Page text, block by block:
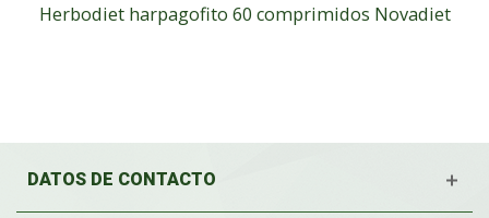
Herbodiet harpagofito 60 comprimidos Novadiet
DATOS DE CONTACTO